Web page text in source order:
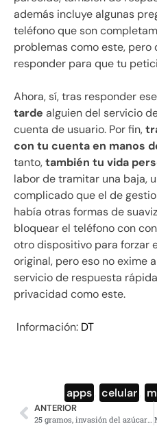
además incluye algunas
teléfono que son
problemas como este, pero
responder para que tu
Ahora, sí, tras responder
tarde alguien del servicio
cuenta de usuario. Por fin,
con tu cuenta en manos
tanto,también tu vida
labor de tramitar una baja,
complicado que el de
había otras formas de
bloquear el teléfono con
otro dispositivo para forzar
original, pero eso no exime
servicio de respuesta
privacidad como este.
Información: DT
apps celular
ANTERIOR